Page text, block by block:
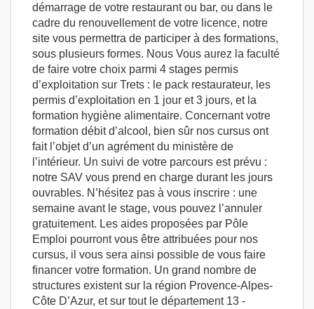
démarrage de votre restaurant ou bar, ou dans le
cadre du renouvellement de votre licence, notre
site vous permettra de participer à des formations,
sous plusieurs formes. Nous Vous aurez la faculté
de faire votre choix parmi 4 stages permis
d’exploitation sur Trets : le pack restaurateur, les
permis d’exploitation en 1 jour et 3 jours, et la
formation hygiène alimentaire. Concernant votre
formation débit d’alcool, bien sûr nos cursus ont
fait l’objet d’un agrément du ministère de
l’intérieur. Un suivi de votre parcours est prévu :
notre SAV vous prend en charge durant les jours
ouvrables. N’hésitez pas à vous inscrire : une
semaine avant le stage, vous pouvez l’annuler
gratuitement. Les aides proposées par Pôle
Emploi pourront vous être attribuées pour nos
cursus, il vous sera ainsi possible de vous faire
financer votre formation. Un grand nombre de
structures existent sur la région Provence-Alpes-
Côte D’Azur, et sur tout le département 13 -